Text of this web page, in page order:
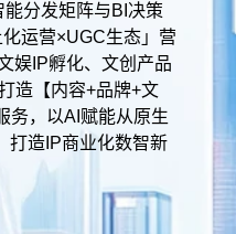
分发矩阵与BI决策
运营×UGC生态」营
娱IP孵化、文创产品
造【内容+品牌+文
务，以AI赋能从原生
打造IP商业化数智新